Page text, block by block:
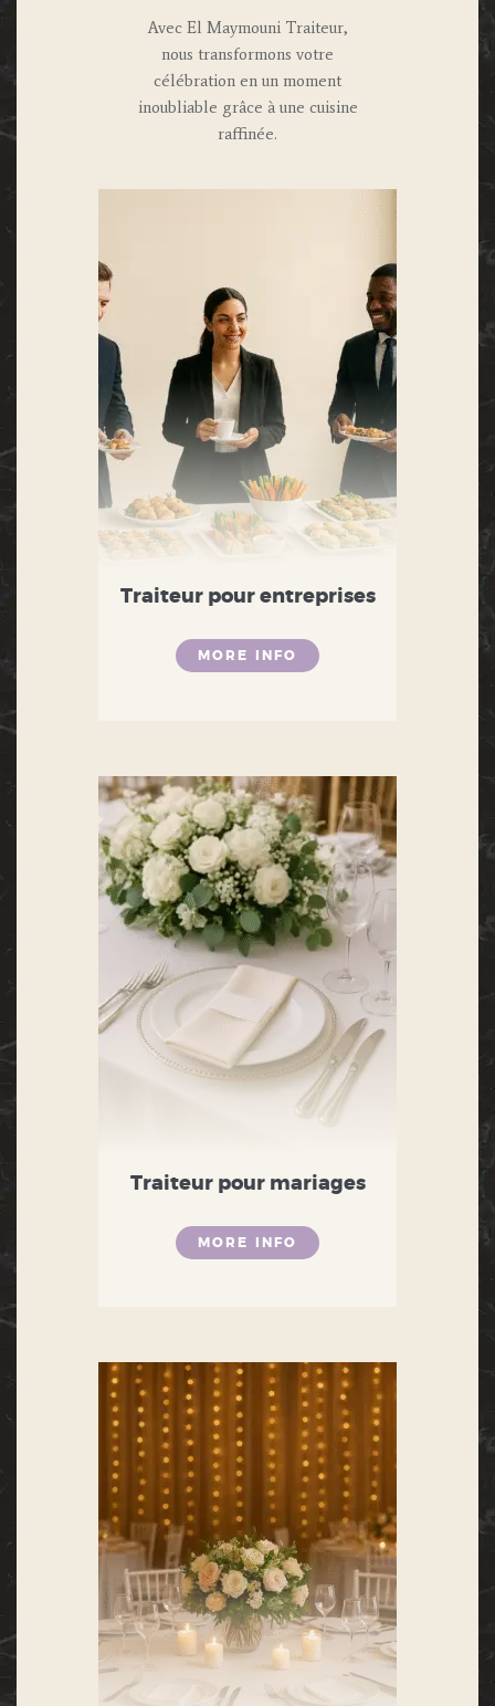
Avec El Maymouni Traiteur,
nous transformons votre
célébration en un moment
inoubliable grâce à une cuisine
raffinée.
Traiteur pour entreprises
MORE INFO
Traiteur pour mariages
MORE INFO